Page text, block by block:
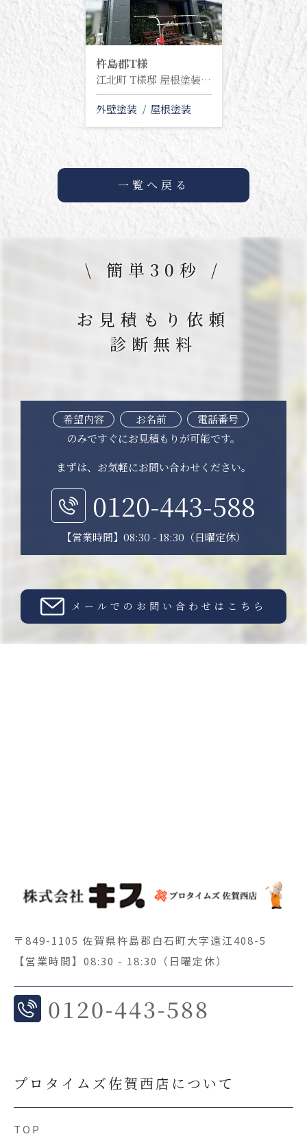
杵島郡T様
江北町 T様邸 屋根塗装・外壁塗装塗り替え工事
外壁塗装 屋根塗装
一覧へ戻る
\ 簡単30秒 /
お見積もり依頼
診断無料
希望内容 お名前
電話番号
のみですぐにお見積もりが可能です。
まずは、お気軽にお問い合わせください。
0120-443-588
【営業時間】08:30 - 18:30（日曜定休）
メールでのお問い合わせはこちら
〒849-1105 佐賀県杵島郡白石町大字遠江408-5
【営業時間】08:30 - 18:30（日曜定休）
0120-443-588
プロタイムズ佐賀西店について
TOP